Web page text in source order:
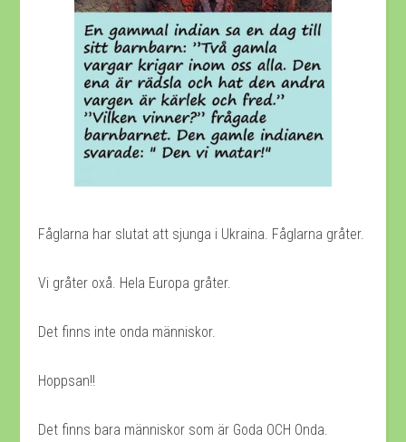
Fåglarna har slutat att sjunga i Ukraina. Fåglarna gråter.
Vi gråter oxå. Hela Europa gråter.
Det finns inte onda människor.
Hoppsan!!
Det finns bara människor som är Goda OCH Onda.